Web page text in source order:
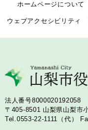
ホームページについて
ウェブアクセシビリティ
法人番号8000020192058
〒405-8501 山梨県山梨市
Tel.0553-22-1111（代）